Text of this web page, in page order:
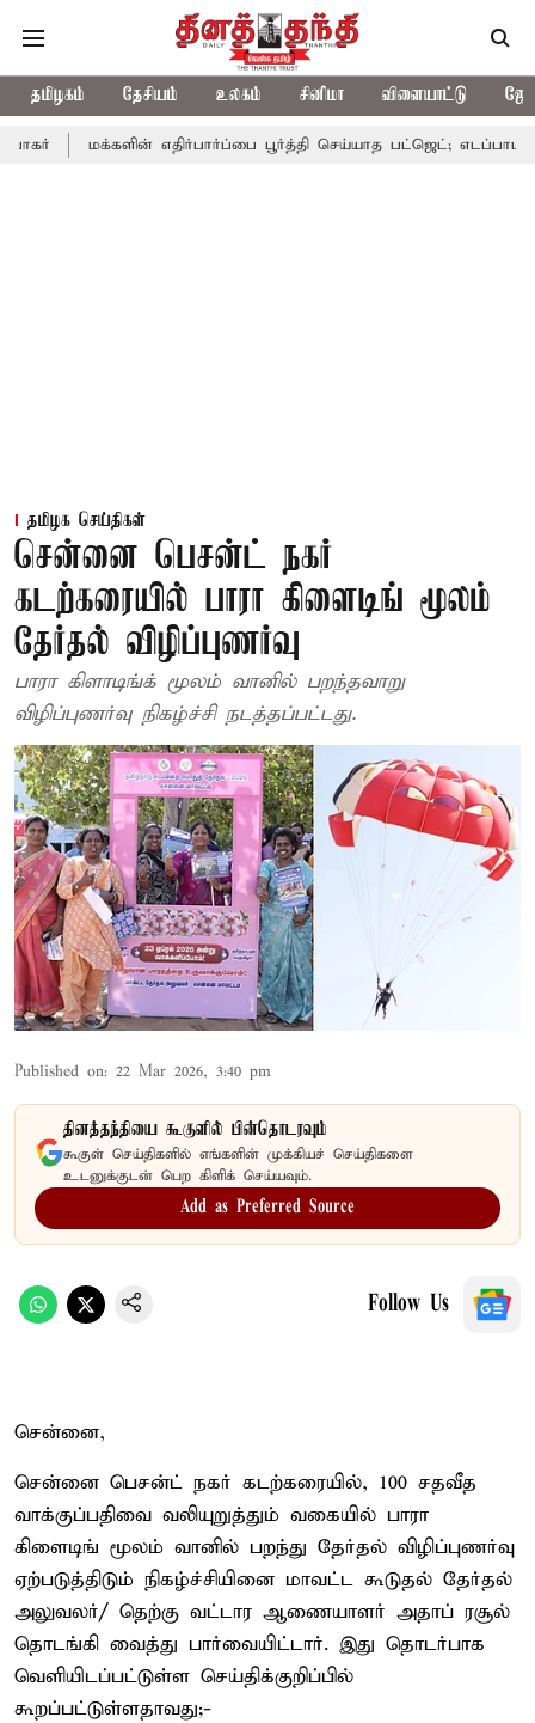
தமிழகம் தேசியம் உலகம் சினிமா விளையாட்டு
எதிர்பார்ப்பை பூர்த்தி செய்யாத பட்ஜெட்; எடப்பாடி பழனிசாமி
தமிழக செய்திகள்
சென்னை பெசன்ட் நகர்
கடற்கரையில் பாரா கிளைடிங் மூலம்
தேர்தல் விழிப்புணர்வு
பாரா கிளாடிங்க் மூலம் வானில் பறந்தவாறு
விழிப்புணர்வு நிகழ்ச்சி நடத்தப்பட்டது.
Published on: 22 Mar 2026, 3:40 pm
தினத்தந்தியை கூகுளில் பின்தொடரவும்
கூகுள் செய்திகளில் எங்களின் முக்கியச் செய்திகளை
உடனுக்குடன் பெற கிளிக் செய்யவும்.
Add as Preferred Source
Follow Us
சென்னை,
சென்னை பெசன்ட் நகர் கடற்கரையில், 100 சதவீத
வாக்குப்பதிவை வலியுறுத்தும் வகையில் பாரா
கிளைடிங் மூலம் வானில் பறந்து தேர்தல் விழிப்புணர்வு
ஏற்படுத்திடும் நிகழ்ச்சியினை மாவட்ட கூடுதல் தேர்தல்
அலுவலர்/ தெற்கு வட்டார ஆணையாளர் அதாப் ரசூல்
தொடங்கி வைத்து பார்வையிட்டார். இது தொடர்பாக
வெளியிடப்பட்டுள்ள செய்திக்குறிப்பில்
கூறப்பட்டுள்ளதாவது;-